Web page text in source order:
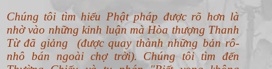
Chúng tôi tìm hiểu Phật pháp được rõ hơn là
nhờ vào những kinh luận mà Hòa thượng Thanh
Từ đã giảng (được quay thành những bản rô-
nhô bán ngoài chợ trời). Chúng tôi tìm đến